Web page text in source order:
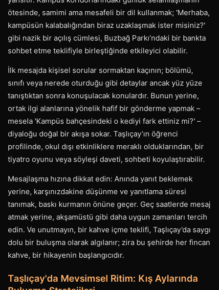
ötesinde, samimi ama mesafeli bir dil kullanmak; 'Merhaba,
kampüsün kalabalığından biraz uzaklaşmak ister misiniz?'
gibi nazik bir açılış cümlesi, Buzbağ Parkı’ndaki bir bankta
sohbet etme teklifiyle birleştiğinde etkileyici olabilir.
İlk mesajda kişisel sorular sormaktan kaçının; bölümü,
sınıfı veya nerede oturduğu gibi detaylar ancak yüz yüze
tanıştıktan sonra konuşulacak konulardır. Bunun yerine,
ortak ilgi alanlarına yönelik hafif bir gönderme yapmak –
mesela 'Kampüs bahçesindeki o kediyi fark ettiniz mi?' –
diyaloğu doğal bir akışa sokar. Taşlıçay’ın öğrenci
profilinde, okul dışı etkinliklere meraklı olduklarından, bir
tiyatro oyunu veya söyleşi daveti, sohbeti koyulaştırabilir.
Mesajlaşma hızına dikkat edin: Anında yanıt beklemek
yerine, karşınızdakine düşünme ve yanıtlama süresi
tanımak, baskı kurmanın önüne geçer. Geç saatlerde mesaj
atmak yerine, akşamüstü gibi daha uygun zamanları tercih
edin. Ve unutmayın, bir kahve içme teklifi, Taşlıçay’da saygı
dolu bir buluşma olarak algılanır; zira bu şehirde her fincan
kahve, bir hikayenin başlangıcıdır.
Taşlıçay'da Mevsimsel Ritim: Kış Aylarında